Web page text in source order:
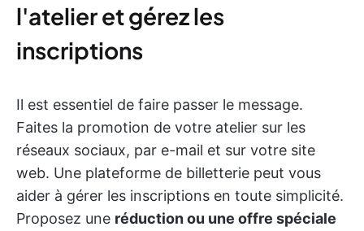
l'atelier et gérez les
inscriptions
Il est essentiel de faire passer le message.
Faites la promotion de votre atelier sur les
réseaux sociaux, par e-mail et sur votre site
web. Une plateforme de billetterie peut vous
aider à gérer les inscriptions en toute simplicité.
Proposez une réduction ou une offre spéciale